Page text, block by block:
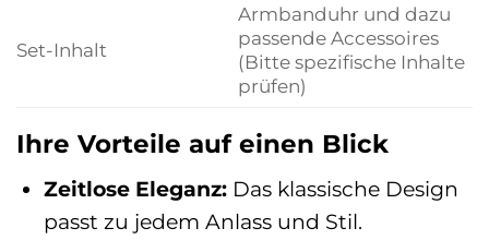
Set-Inhalt
Armbanduhr und dazu
passende Accessoires
(Bitte spezifische Inhalte
prüfen)
Ihre Vorteile auf einen Blick
Zeitlose Eleganz:Das klassische Design
passt zu jedem Anlass und Stil.